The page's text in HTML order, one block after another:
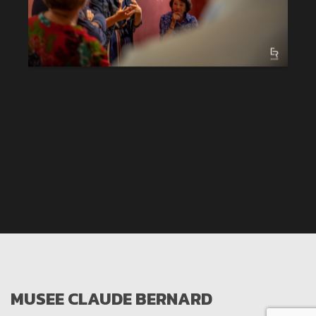
MUSEE CLAUDE BERNARD